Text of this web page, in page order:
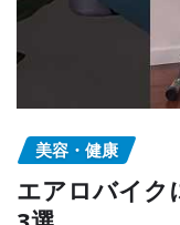
美容・健康
エアロバイク